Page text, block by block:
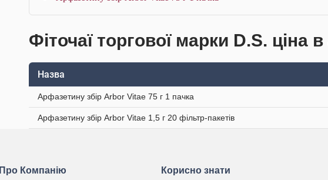
Фіточаї торгової марки D.S. ціна в
Назва
Арфазетину збір Arbor Vitae 75 г 1 пачка
Арфазетину збір Arbor Vitae 1,5 г 20 фільтр-пакетів
Про Компанію Корисно знати